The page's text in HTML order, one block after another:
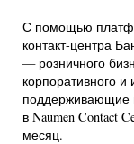
С помощью
контакт-центра
— розничного
корпоративного и
поддерживающие
в Naumen Contact
месяц.